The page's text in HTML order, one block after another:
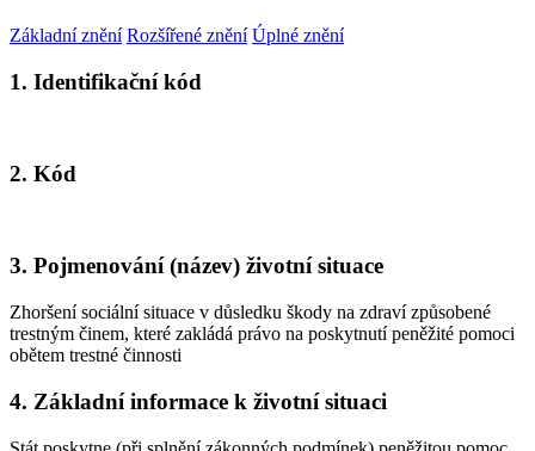
Základní znění Rozšířené znění Úplné znění
1. Identifikační kód
2. Kód
3. Pojmenování (název) životní situace
Zhoršení sociální situace v důsledku škody na zdraví způsobené
trestným činem, které zakládá právo na poskytnutí peněžité pomoci
obětem trestné činnosti
4. Základní informace k životní situaci